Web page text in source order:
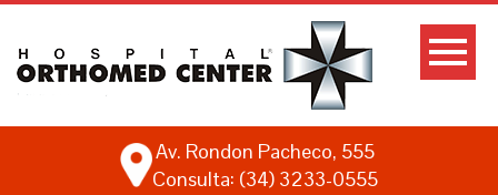
Av. Rondon Pacheco, 555
Consulta: (34) 3233-0555